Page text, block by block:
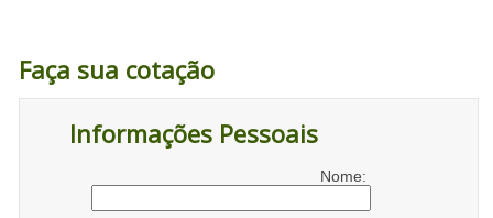
Faça sua cotação
Informações Pessoais
Nome: